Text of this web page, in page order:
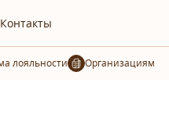
Контакты
Организациям